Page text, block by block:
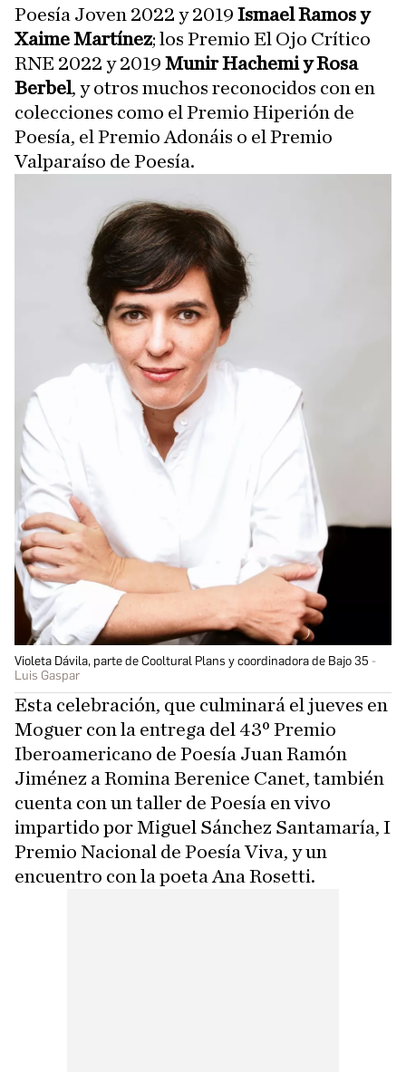
Poesía Joven 2022 y 2019 Ismael Ramos y
Xaime Martínez; los Premio El Ojo Crítico
RNE 2022 y 2019 Munir Hachemi y Rosa
Berbel, y otros muchos reconocidos con en
colecciones como el Premio Hiperión de
Poesía, el Premio Adonáis o el Premio
Valparaíso de Poesía.
Violeta Dávila, parte de Cooltural Plans y coordinadora de Bajo 35
Luis Gaspar
Esta celebración, que culminará el jueves en
Moguer con la entrega del 43º Premio
Iberoamericano de Poesía Juan Ramón
Jiménez a Romina Berenice Canet, también
cuenta con un taller de Poesía en vivo
impartido por Miguel Sánchez Santamaría, I
Premio Nacional de Poesía Viva, y un
encuentro con la poeta Ana Rosetti.